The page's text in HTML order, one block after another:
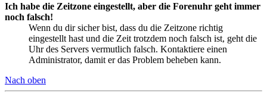
Ich habe die Zeitzone eingestellt, aber die Forenuhr geht immer
noch falsch!
Wenn du dir sicher bist, dass du die Zeitzone richtig
eingestellt hast und die Zeit trotzdem noch falsch ist, geht die
Uhr des Servers vermutlich falsch. Kontaktiere einen
Administrator, damit er das Problem beheben kann.
Nach oben